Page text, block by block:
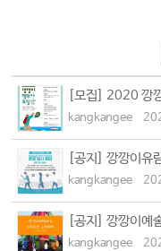
[모집] 2020 깡
kangkangee
[공지] 깡깡이유
kangkangee
[공지] 깡깡이예
kangkangee